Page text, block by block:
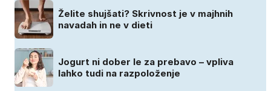
Želite shujšati? Skrivnost je v majhnih
navadah in ne v dieti
Jogurt ni dober le za prebavo – vpliva
lahko tudi na razpoloženje